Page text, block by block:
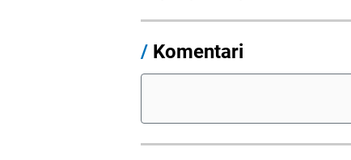
/ Komentari